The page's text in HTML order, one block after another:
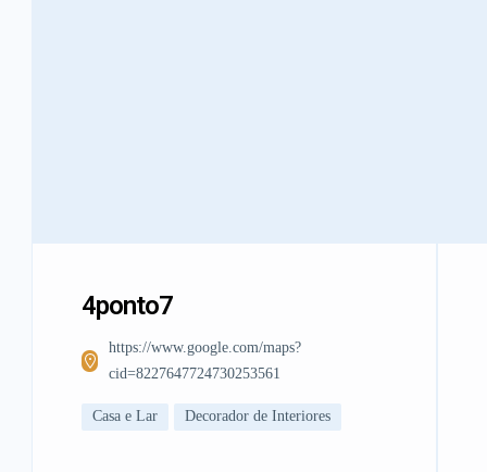
4ponto7
https://www.google.com/maps?
cid=8227647724730253561
Casa e Lar Decorador de Interiores